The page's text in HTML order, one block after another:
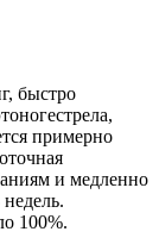
быстро
примерно
и медленно
100%.